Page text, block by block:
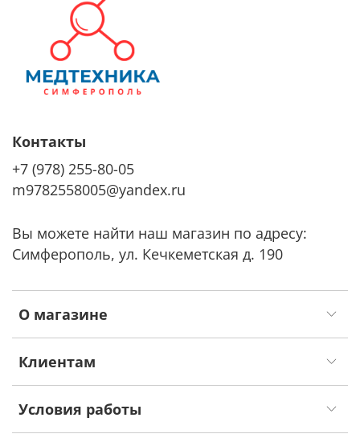
О магазине
Клиентам
Условия работы
Контакты
+7 (978) 255-80-05
m9782558005@yandex.ru
Вы можете найти наш магазин по адресу:
Симферополь, ул. Кечкеметская д. 190